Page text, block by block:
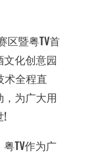
区暨粤TV首
化创意园
术全程直
为广大用
!
TV作为广